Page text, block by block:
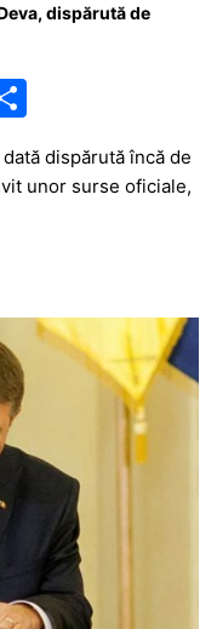
dispărută de
ta
ă
dispărută încă de
unor surse oficiale,